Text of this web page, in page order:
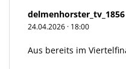
delmenhorster_tv_1856
24.04.2026 · 18:00
Aus bereits im